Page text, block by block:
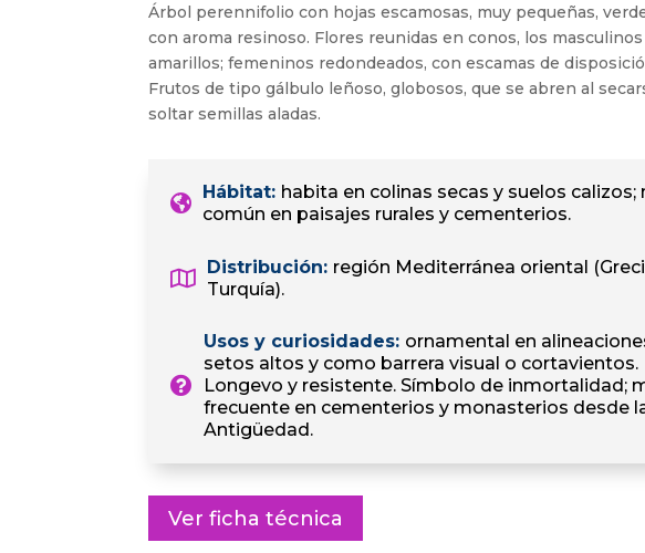
Árbol perennifolio con hojas escamosas, muy pequeñas,
con aroma resinoso. Flores reunidas en conos, los masculinos
amarillos; femeninos redondeados, con escamas de
Frutos de tipo gálbulo leñoso, globosos, que se abren al
soltar semillas aladas.
Hábitat: habita en colinas secas y suelos calizos;
común en paisajes rurales y cementerios.
Distribución: región Mediterránea oriental
Turquía).
Usos y curiosidades: ornamental en
setos altos y como barrera visual o cortavientos.
Longevo y resistente. Símbolo de inmortalidad;
frecuente en cementerios y monasterios desde
Antigüedad.
Ver ficha técnica